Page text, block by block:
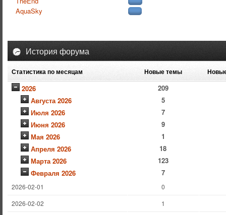
AquaSky
История форума
Статистика по месяцам Новые темы
2026
209
Августа 2026
5
Июля 2026
7
Июня 2026
9
Мая 2026
1
Апреля 2026
18
Марта 2026
123
Февраля 2026
7
2026-02-01
0
2026-02-02
1